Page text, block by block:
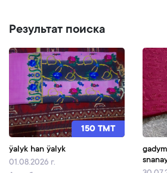
Результат поиска
150 TMT
ÿalyk han ÿalyk
01.08.2026 г.